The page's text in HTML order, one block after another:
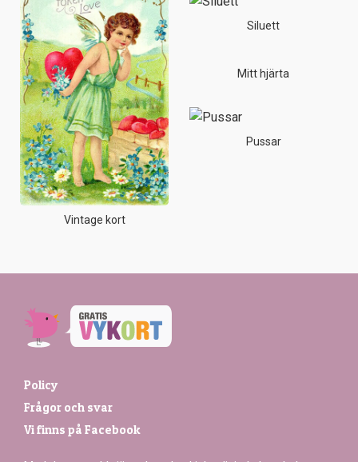
Vintage kort
Siluett
Mitt hjärta
Pussar
Policy
Frågor och svar
Vi finns på Facebook